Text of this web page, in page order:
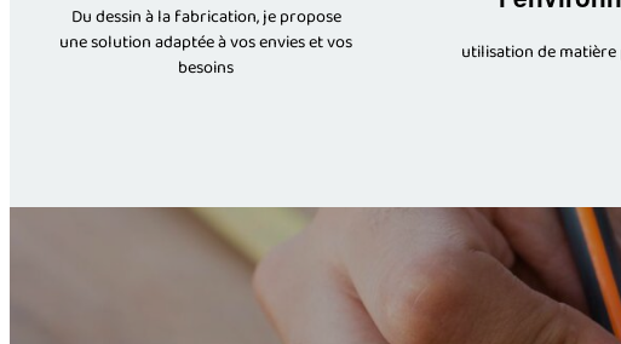
Du dessin à la fabrication, je propose
une solution adaptée à vos envies et vos
besoins
utilisation de